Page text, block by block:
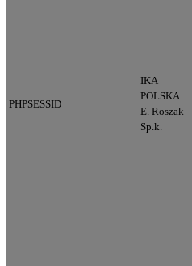
PHPSESSID
IKA
POLSKA
E. Roszak
Sp.k.